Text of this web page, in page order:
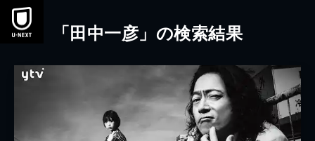
本文へスキップ
「田中一彦」の検索結果